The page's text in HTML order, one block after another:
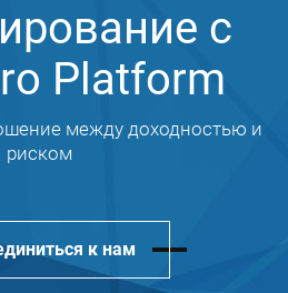
с
Platform
между доходностью и
риском
к нам